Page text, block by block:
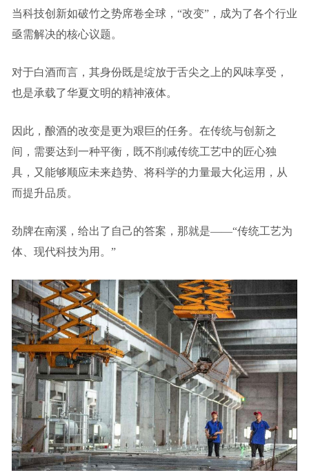
当科技创新如破竹之势席卷全球，“改变”，成为了各个行业
亟需解决的核心议题。
对于白酒而言，其身份既是绽放于舌尖之上的风味享受，
也是承载了华夏文明的精神液体。
因此，酿酒的改变是更为艰巨的任务。在传统与创新之
间，需要达到一种平衡，既不削减传统工艺中的匠心独
具，又能够顺应未来趋势、将科学的力量最大化运用，从
而提升品质。
劲牌在南溪，给出了自己的答案，那就是——“传统工艺为
体、现代科技为用。”